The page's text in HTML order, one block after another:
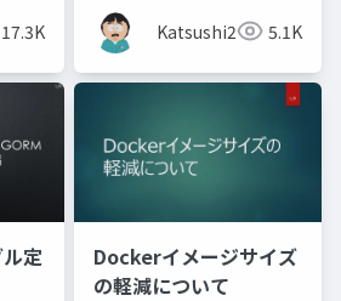
17.3K Katsushi21 5.1K
定
Dockerイメージサイズ
の軽減について